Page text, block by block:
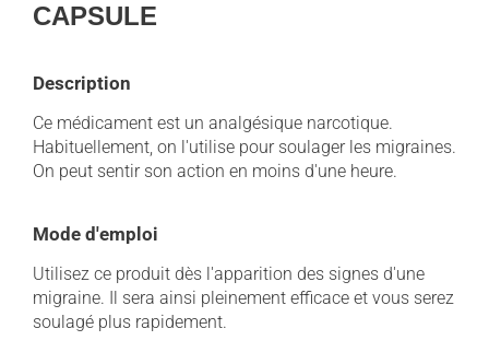
CAPSULE
Description
Ce médicament est un analgésique narcotique.
Habituellement, on l'utilise pour soulager les migraines.
On peut sentir son action en moins d'une heure.
Mode d'emploi
Utilisez ce produit dès l'apparition des signes d'une
migraine. Il sera ainsi pleinement efficace et vous serez
soulagé plus rapidement.